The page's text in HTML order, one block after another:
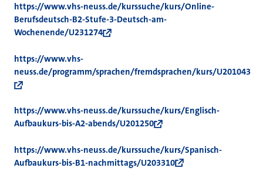
https://www.vhs-neuss.de/kurssuche/kurs/Online-
Berufsdeutsch-B2-Stufe-3-Deutsch-am-
Wochenende/U231274
https://www.vhs-
neuss.de/programm/sprachen/fremdsprachen/kurs/U201043
https://www.vhs-neuss.de/kurssuche/kurs/Englisch-
Aufbaukurs-bis-A2-abends/U201250
https://www.vhs-neuss.de/kurssuche/kurs/Spanisch-
Aufbaukurs-bis-B1-nachmittags/U203310